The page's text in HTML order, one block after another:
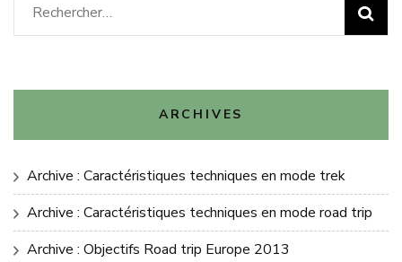
Rechercher :
ARCHIVES
Archive : Caractéristiques techniques en mode trek
Archive : Caractéristiques techniques en mode road trip
Archive : Objectifs Road trip Europe 2013